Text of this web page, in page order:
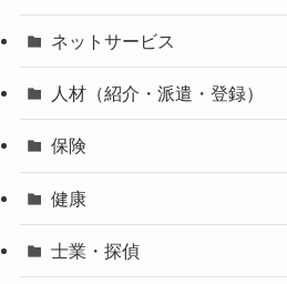
ネットサービス
人材（紹介・派遣・登録）
保険
健康
士業・探偵